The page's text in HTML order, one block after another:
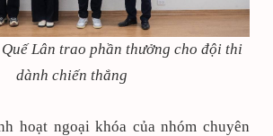
Lân trao phần thưởng cho đội thi
dành chiến thắng
hoạt ngoại khóa của nhóm chuyên